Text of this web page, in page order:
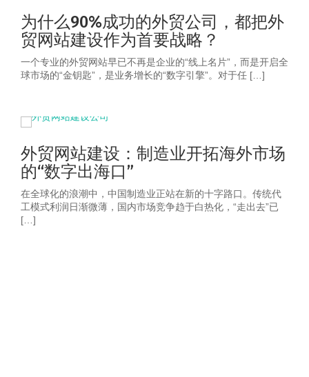
为什么90%成功的外贸公司，都把外
贸网站建设作为首要战略？
一个专业的外贸网站早已不再是企业的“线上名片”，而是开启全
球市场的“金钥匙”，是业务增长的“数字引擎”。对于任 […]
外贸网站建设：制造业开拓海外市场
的“数字出海口”
在全球化的浪潮中，中国制造业正站在新的十字路口。传统代
工模式利润日渐微薄，国内市场竞争趋于白热化，“走出去”已
[…]